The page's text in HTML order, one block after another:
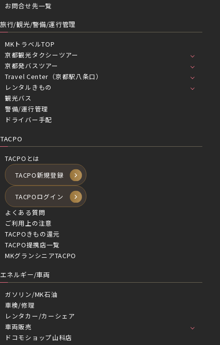
お問合せ先一覧
旅行/観光/警備/運行管理
MKトラベルTOP
京都観光タクシーツアー
京都発バスツアー
Travel Center（京都駅八条口）
レンタルきもの
観光バス
警備/運行管理
ドライバー手配
TACPO
TACPOとは
TACPO新規登録
TACPOログイン
よくある質問
ご利用上の注意
TACPOきもの還元
TACPO提携店一覧
MKグランシニアTACPO
エネルギー/車両
ガソリン/MK石油
車検/修理
レンタカー/カーシェア
車両販売
ドコモショップ山科店